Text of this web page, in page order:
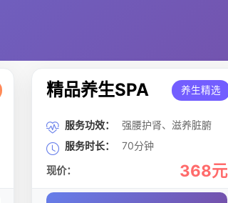
精品养生SPA 养生精选
服务功效：
强腰护肾、滋养脏腑
服务时长：
70分钟
现价： 368元